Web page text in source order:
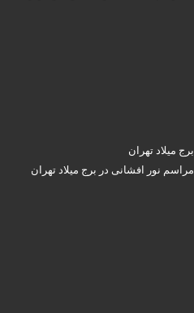
برج میلاد تهران
مراسم نور افشانی در برج میلاد تهران